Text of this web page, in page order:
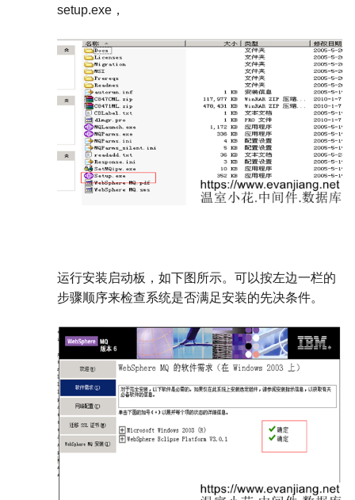
setup.exe ，
运行安装启动板，如下图所示。可以按左边一栏的
步骤顺序来检查系统是否满足安装的先决条件。